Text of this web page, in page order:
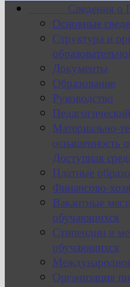
Сведения
Основные
Структура и
Документы
Образование
Руководство
Материально-
оснащенность
Доступная
Платные
Финансово-
Вакантные
обучающихся
Стипендии и
обучающихся
Организация